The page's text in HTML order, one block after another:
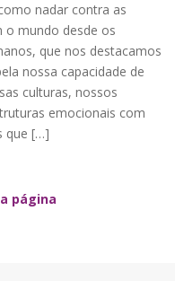
nadar contra as
o mundo desde os
que nos destacamos
nossa capacidade de
culturas, nossos
emocionais com
que […]
página